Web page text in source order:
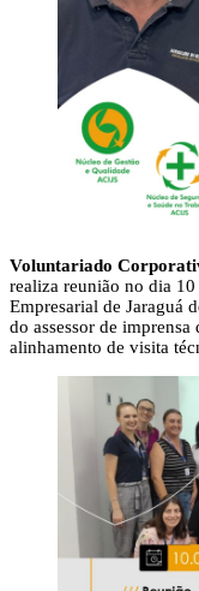
Voluntariado
realiza reunião no dia
Empresarial de Jaraguá
do assessor de
alinhamento de visita